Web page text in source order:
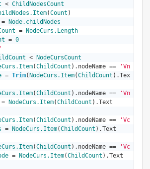
< ChildNodesCount
(Count )
=
Node.childNodes
=
NodeCurs.Length
= 0
<
NodeCursCount
(ChildCount ).nodeName ==
'Vname'
= Trim( NodeCurs.Item(ChildCount ).Text)
(ChildCount ).nodeName ==
'Vnom'
= NodeCurs.Item(ChildCount ).Text
(ChildCount ).nodeName ==
'Vcurs'
= NodeCurs.Item(ChildCount ).Text
(ChildCount ).nodeName ==
= NodeCurs.Item(ChildCount ).Text